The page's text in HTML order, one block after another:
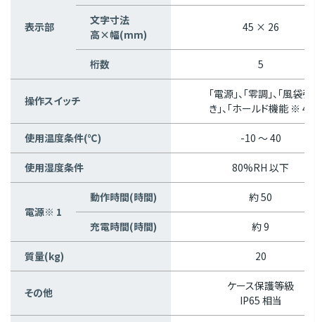
表示部
文字寸法
高×幅(mm)
45 × 26
桁数 5
操作スイッチ
「電源」、「零調」、「風袋引
き」、「ホールド機能 ※ 4」
使用温度条件(℃) -10 〜 40
使用湿度条件 80%RH 以下
電源※ 1
動作時間(時間) 約 50
充電時間(時間) 約 9
質量(kg) 20
その他
ケース保護等級
IP65 相当